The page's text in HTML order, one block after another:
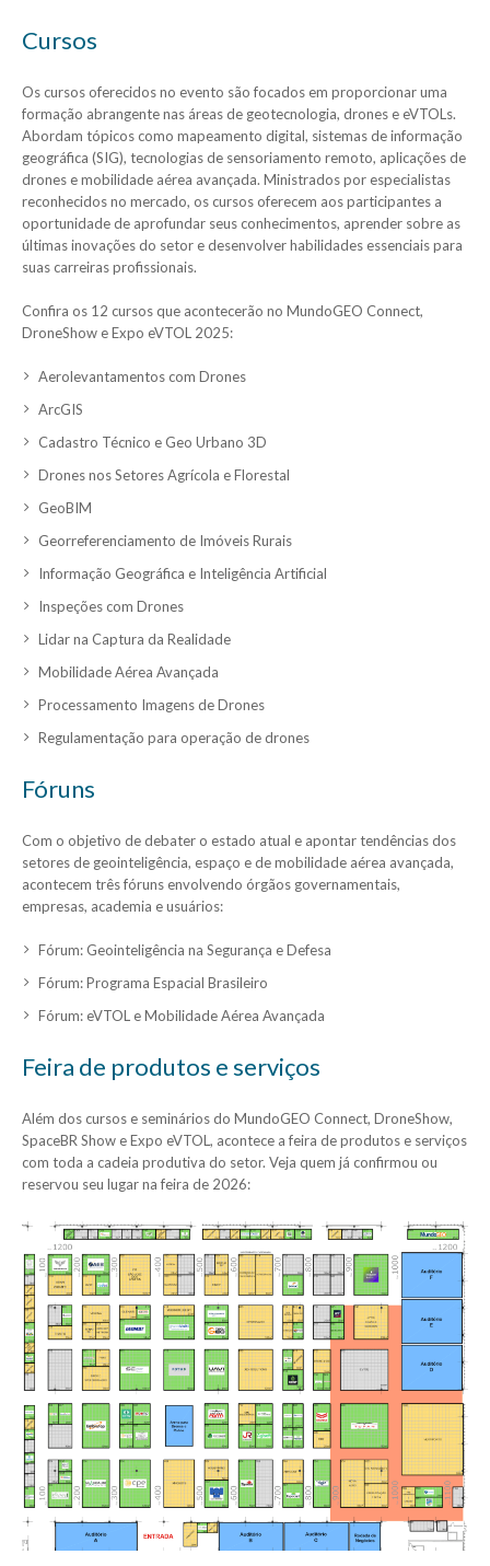
Cursos
Os cursos oferecidos no evento são focados em proporcionar uma
formação abrangente nas áreas de geotecnologia, drones e eVTOLs.
Abordam tópicos como mapeamento digital, sistemas de informação
geográfica (SIG), tecnologias de sensoriamento remoto, aplicações de
drones e mobilidade aérea avançada. Ministrados por especialistas
reconhecidos no mercado, os cursos oferecem aos participantes a
oportunidade de aprofundar seus conhecimentos, aprender sobre as
últimas inovações do setor e desenvolver habilidades essenciais para
suas carreiras profissionais.
Confira os 12 cursos que acontecerão no MundoGEO Connect,
DroneShow e Expo eVTOL 2025:
Aerolevantamentos com Drones
ArcGIS
Cadastro Técnico e Geo Urbano 3D
Drones nos Setores Agrícola e Florestal
GeoBIM
Georreferenciamento de Imóveis Rurais
Informação Geográfica e Inteligência Artificial
Inspeções com Drones
Lidar na Captura da Realidade
Mobilidade Aérea Avançada
Processamento Imagens de Drones
Regulamentação para operação de drones
Fóruns
Com o objetivo de debater o estado atual e apontar tendências dos
setores de geointeligência, espaço e de mobilidade aérea avançada,
acontecem três fóruns envolvendo órgãos governamentais,
empresas, academia e usuários:
Fórum: Geointeligência na Segurança e Defesa
Fórum: Programa Espacial Brasileiro
Fórum: eVTOL e Mobilidade Aérea Avançada
Feira de produtos e serviços
Além dos cursos e seminários do MundoGEO Connect, DroneShow,
SpaceBR Show e Expo eVTOL, acontece a feira de produtos e serviços
com toda a cadeia produtiva do setor. Veja quem já confirmou ou
reservou seu lugar na feira de 2026: